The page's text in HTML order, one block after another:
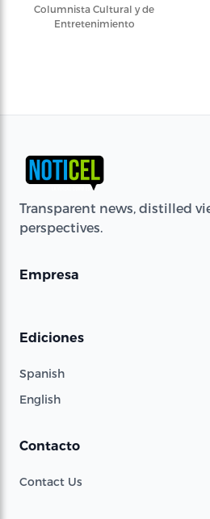
Columnista Cultural y de
Entretenimiento
Transparent news, distilled
perspectives.
Empresa
Ediciones
Spanish
English
Contacto
Contact Us